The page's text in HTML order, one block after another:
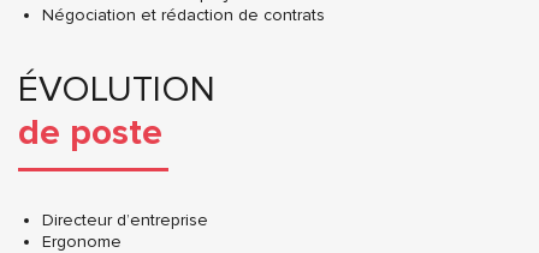
Négociation et rédaction de contrats
ÉVOLUTION
de poste
Directeur d’entreprise
Ergonome